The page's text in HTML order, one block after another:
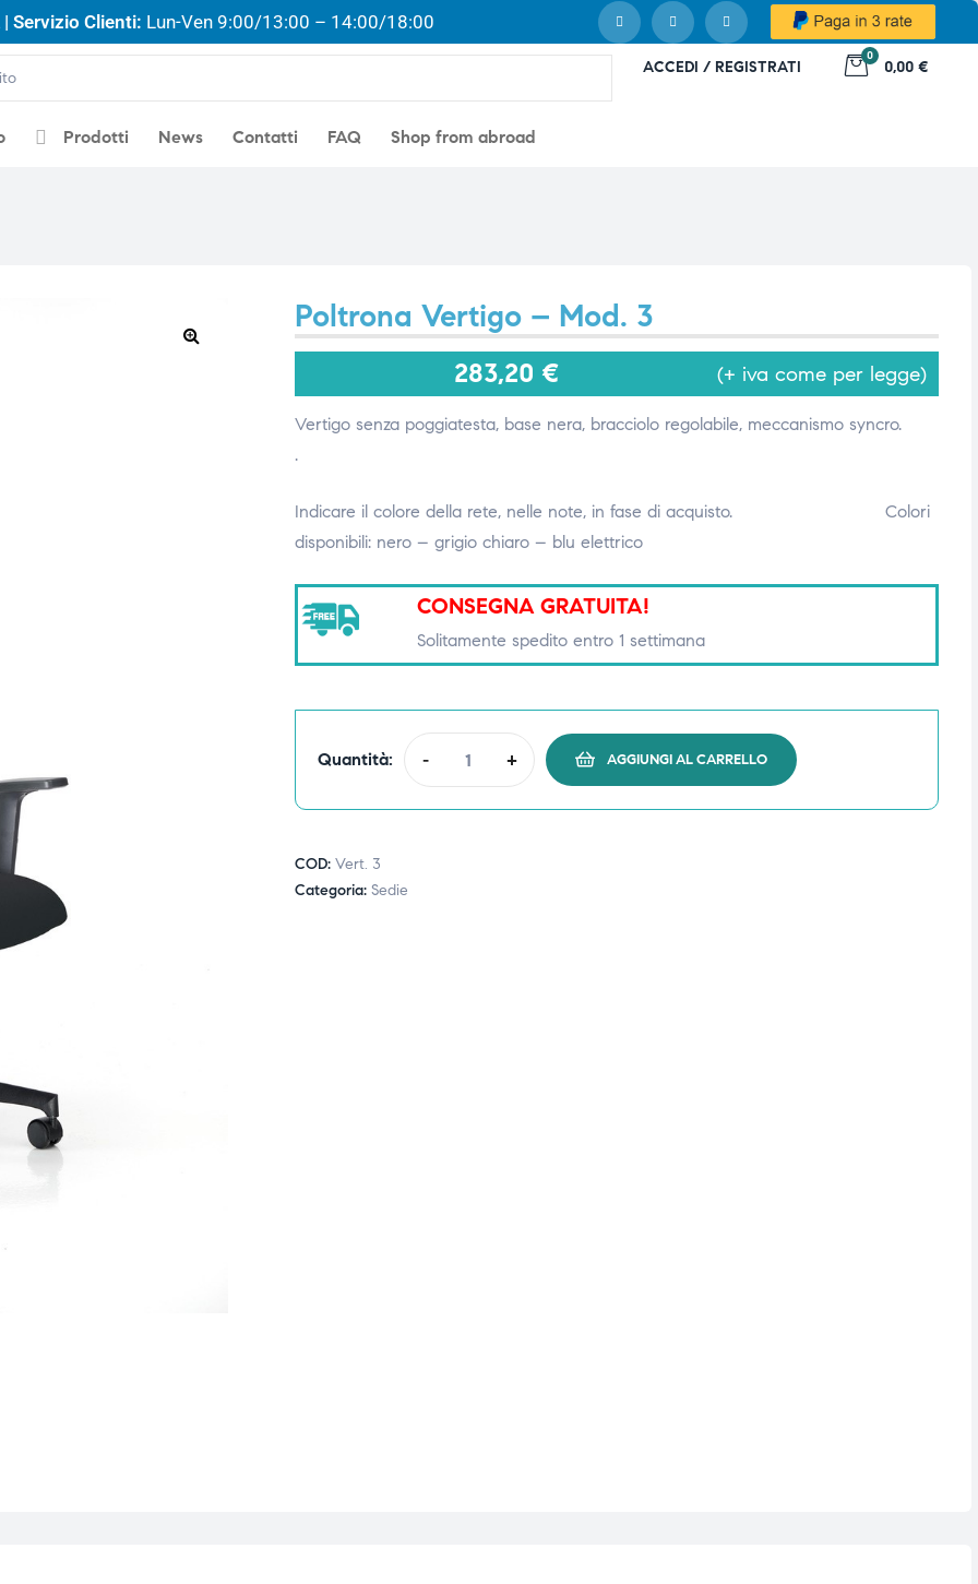
Servizio Clienti: Lun-Ven 9:00/13:00 – 14:00/18:00
ACCEDI / REGISTRATI
0
0,00 €
Prodotti News Contatti FAQ Shop from abroad
Poltrona Vertigo – Mod. 3
283,20 € (+ iva come per legge)
Vertigo senza poggiatesta, base nera, bracciolo regolabile, meccanismo syncro.
.
Indicare il colore della rete, nelle note, in fase di acquisto. Colori
disponibili: nero – grigio chiaro – blu elettrico
CONSEGNA GRATUITA!
Solitamente spedito entro 1 settimana
Quantità: - + AGGIUNGI AL CARRELLO
COD: Vert. 3
Categoria: Sedie